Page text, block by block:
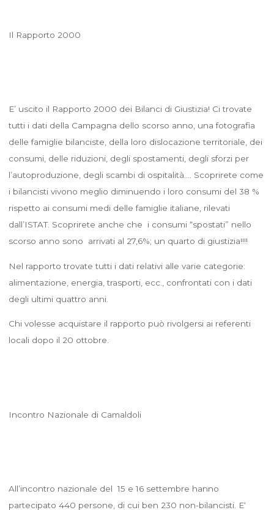
Il Rapporto 2000
E’ uscito il Rapporto 2000 dei Bilanci di Giustizia! Ci trovate
tutti i dati della Campagna dello scorso anno, una fotografia
delle famiglie bilanciste, della loro dislocazione territoriale, dei
consumi, delle riduzioni, degli spostamenti, degli sforzi per
l’autoproduzione, degli scambi di ospitalità…. Scoprirete come
i bilancisti vivono meglio diminuendo i loro consumi del 38 %
rispetto ai consumi medi delle famiglie italiane, rilevati
dall’ISTAT. Scoprirete anche che i consumi “spostati” nello
scorso anno sono arrivati al 27,6%; un quarto di giustizia!!!!
Nel rapporto trovate tutti i dati relativi alle varie categorie:
alimentazione, energia, trasporti, ecc., confrontati con i dati
degli ultimi quattro anni.
Chi volesse acquistare il rapporto può rivolgersi ai referenti
locali dopo il 20 ottobre.
Incontro Nazionale di Camaldoli
All’incontro nazionale del 15 e 16 settembre hanno
partecipato 440 persone, di cui ben 230 non-bilancisti. E‘